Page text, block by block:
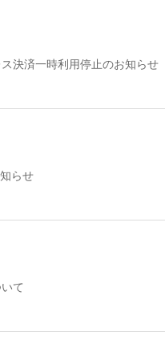
決済一時利用停止のお知らせ
らせ
て